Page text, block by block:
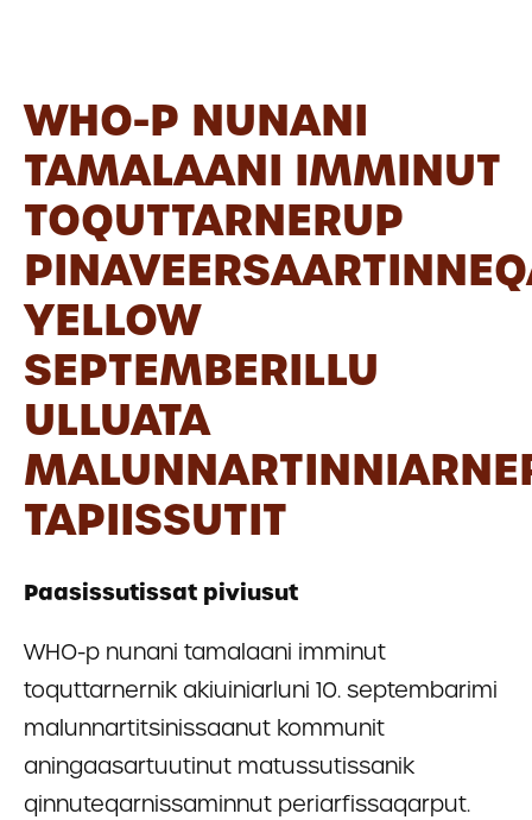
WHO-P NUNANI
TAMALAANI IMMINUT
TOQUTTARNERUP
YELLOW
SEPTEMBERILLU
ULLUATA
TAPIISSUTIT
Paasissutissat piviusut
WHO-p nunani tamalaani imminut
toquttarnernik akiuiniarluni 10. septembarimi
malunnartitsinissaanut kommunit
aningaasartuutinut matussutissanik
qinnuteqarnissaminnut periarfissaqarput.